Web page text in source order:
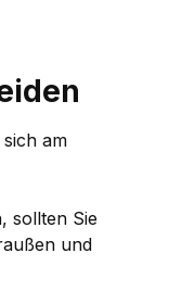
am
sollten Sie
und